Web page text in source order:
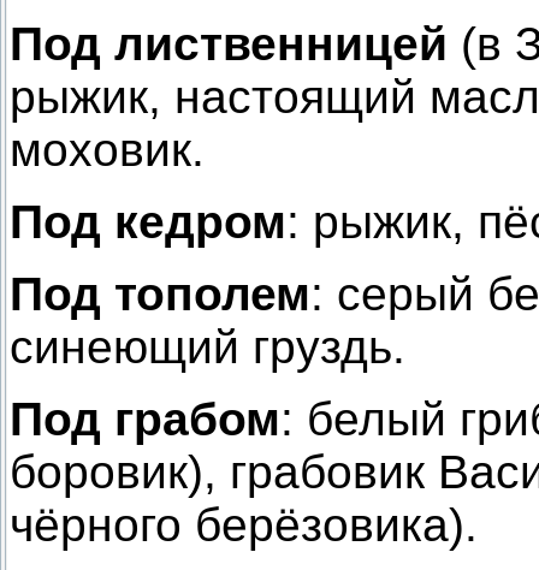
Под лиственницей (в
рыжик, настоящий
моховик.
Под кедром: рыжик,
Под тополем: серый
синеющий груздь.
Под грабом: белый
боровик), грабовик
чёрного берёзовика).